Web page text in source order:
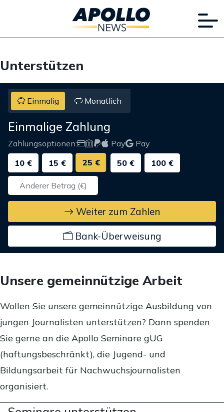
Unterstützen
Einmalig Monatlich
Einmalige Zahlung
Zahlungsoptionen: Pay
Pay
10 €
15 € 25 € 50 € 100 €
Weiter zum Zahlen
Bank-Überweisung
Unsere gemeinnützige Arbeit
Wollen Sie unsere gemeinnützige Ausbildung von
jungen Journalisten unterstützen? Dann spenden
Sie gerne an die Apollo Seminare gUG
(haftungsbeschränkt), die Jugend- und
Bildungsarbeit für Nachwuchsjournalisten
organisiert.